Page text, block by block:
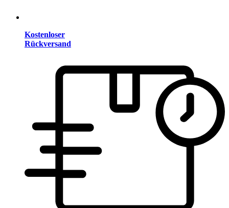
Kostenloser
Rückversand